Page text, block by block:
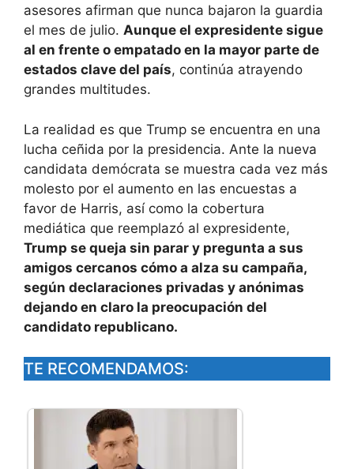
asesores afirman que nunca bajaron la guardia
el mes de julio. Aunque el expresidente sigue
al en frente o empatado en la mayor parte de
estados clave del país, continúa atrayendo
grandes multitudes.
La realidad es que Trump se encuentra en una
lucha ceñida por la presidencia. Ante la nueva
candidata demócrata se muestra cada vez más
molesto por el aumento en las encuestas a
favor de Harris, así como la cobertura
mediática que reemplazó al expresidente,
Trump se queja sin parar y pregunta a sus
amigos cercanos cómo a alza su campaña,
según declaraciones privadas y anónimas
dejando en claro la preocupación del
candidato republicano.
TE RECOMENDAMOS: